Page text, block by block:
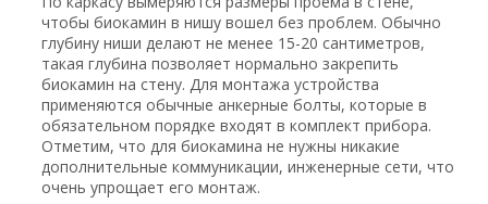
чтобы биокамин в нишу вошел без проблем. Обычно
глубину ниши делают не менее 15-20 сантиметров,
такая глубина позволяет нормально закрепить
биокамин на стену. Для монтажа устройства
применяются обычные анкерные болты, которые в
обязательном порядке входят в комплект прибора.
Отметим, что для биокамина не нужны никакие
дополнительные коммуникации, инженерные сети, что
очень упрощает его монтаж.